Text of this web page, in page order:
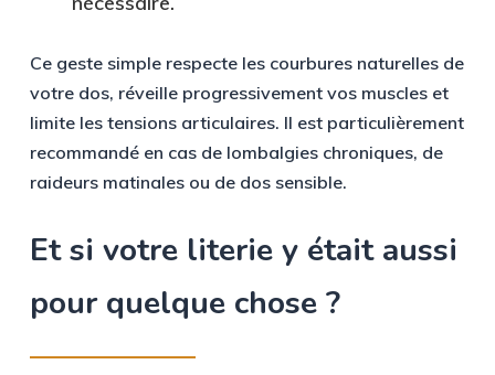
Ce geste simple respecte les courbures naturelles de
votre dos, réveille progressivement vos muscles et
limite les tensions articulaires. Il est particulièrement
recommandé en cas de lombalgies chroniques, de
raideurs matinales ou de dos sensible.
Et si votre literie y était aussi
pour quelque chose ?